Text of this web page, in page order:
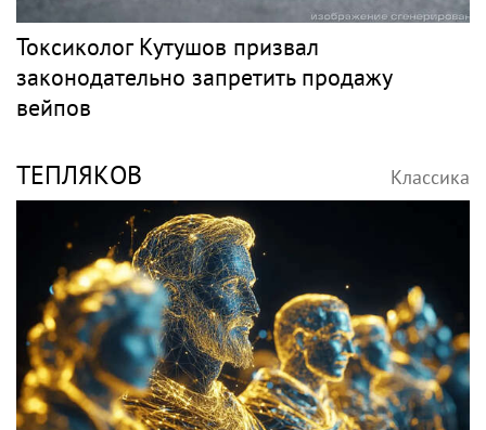
Токсиколог Кутушов призвал
законодательно запретить продажу
вейпов
ТЕПЛЯКОВ Классика